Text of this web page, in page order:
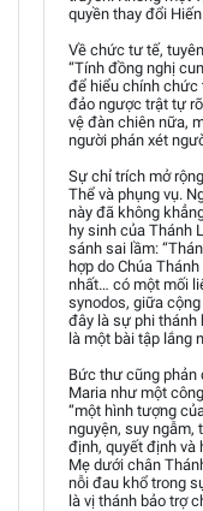
quyền thay đổi Hiến
Về chức tư tế,
“Tính đồng nghị
để hiểu chính chức
đảo ngược trật tự
vệ đàn chiên nữa,
người phán xét
Sự chỉ trích mở
Thể và phụng vụ.
này đã không
hy sinh của Thánh
sánh sai lầm:
hợp do Chúa
nhất… có một mối
synodos, giữa
đây là sự phi thánh
là một bài tập lắng
Bức thư cũng
Maria như một
“một hình tượng
nguyện, suy ngẫm,
định, quyết định và
Mẹ dưới chân
nỗi đau khổ trong
là vị thánh bảo trợ